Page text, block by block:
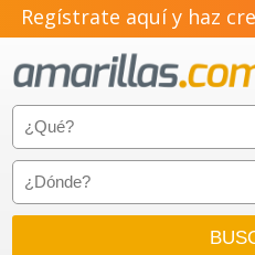
Regístrate aquí y haz